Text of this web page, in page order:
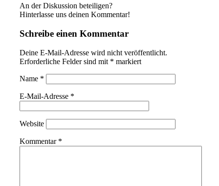
An der Diskussion beteiligen?
Hinterlasse uns deinen Kommentar!
Schreibe einen Kommentar
Deine E-Mail-Adresse wird nicht veröffentlicht.
Erforderliche Felder sind mit * markiert
Name *
E-Mail-Adresse *
Website
Kommentar *